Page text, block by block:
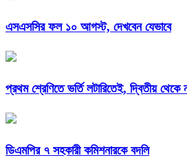
এসএসসির ফল ১০ আগস্ট, দেখবেন যেভাবে
প্রথম শ্রেণিতে ভর্তি লটারিতেই, দ্বিতীয় থেকে
ডিএমপির ৭ সহকারী কমিশনারকে বদলি